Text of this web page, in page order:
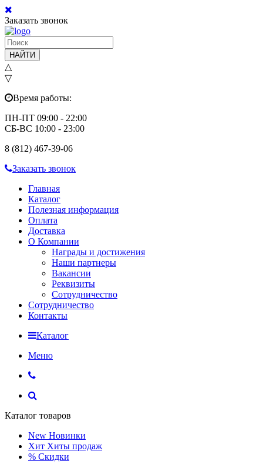
Заказать звонок
НАЙТИ
△
▽
Время работы:
ПН-ПТ 09:00 - 22:00
СБ-ВС 10:00 - 23:00
8 (812) 467-39-06
Заказать звонок
Главная
Каталог
Полезная информация
Оплата
Доставка
О Компании
Награды и достижения
Наши партнеры
Вакансии
Реквизиты
Сотрудничество
Сотрудничество
Контакты
Каталог
Меню
Каталог товаров
New Новинки
Хит Хиты продаж
% Скидки